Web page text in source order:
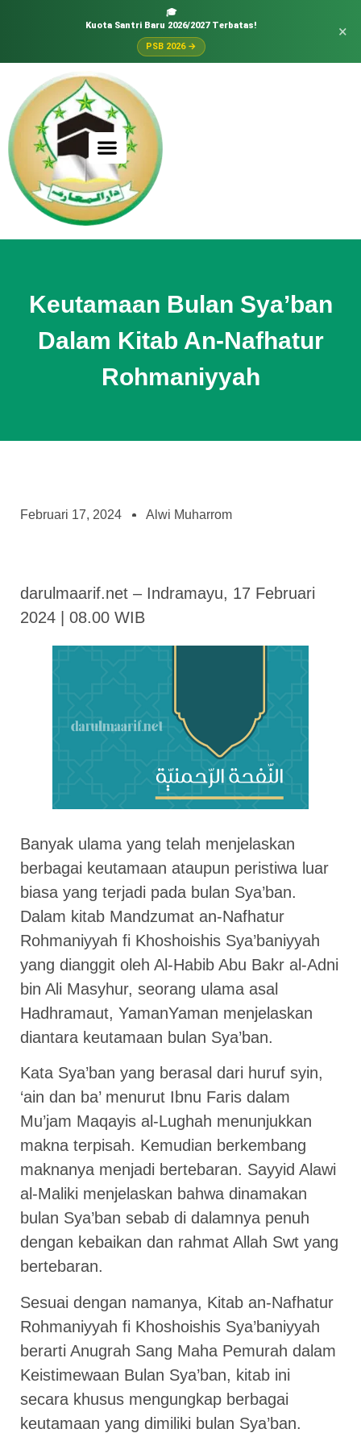
🎓
Kuota Santri Baru 2026/2027 Terbatas!
PSB 2026 →
×
Keutamaan Bulan Sya’ban
Dalam Kitab An-Nafhatur
Rohmaniyyah
Februari 17, 2024 Alwi Muharrom
darulmaarif.net – Indramayu, 17 Februari
2024 | 08.00 WIB
Banyak ulama yang telah menjelaskan
berbagai keutamaan ataupun peristiwa luar
biasa yang terjadi pada bulan Sya’ban.
Dalam kitab Mandzumat an-Nafhatur
Rohmaniyyah fi Khoshoishis Sya’baniyyah
yang dianggit oleh Al-Habib Abu Bakr al-Adni
bin Ali Masyhur, seorang ulama asal
Hadhramaut, YamanYaman menjelaskan
diantara keutamaan bulan Sya’ban.
Kata Sya’ban yang berasal dari huruf syin,
‘ain dan ba’ menurut Ibnu Faris dalam
Mu’jam Maqayis al-Lughah menunjukkan
makna terpisah. Kemudian berkembang
maknanya menjadi bertebaran. Sayyid Alawi
al-Maliki menjelaskan bahwa dinamakan
bulan Sya’ban sebab di dalamnya penuh
dengan kebaikan dan rahmat Allah Swt yang
bertebaran.
Sesuai dengan namanya, Kitab an-Nafhatur
Rohmaniyyah fi Khoshoishis Sya’baniyyah
berarti Anugrah Sang Maha Pemurah dalam
Keistimewaan Bulan Sya’ban, kitab ini
secara khusus mengungkap berbagai
keutamaan yang dimiliki bulan Sya’ban.